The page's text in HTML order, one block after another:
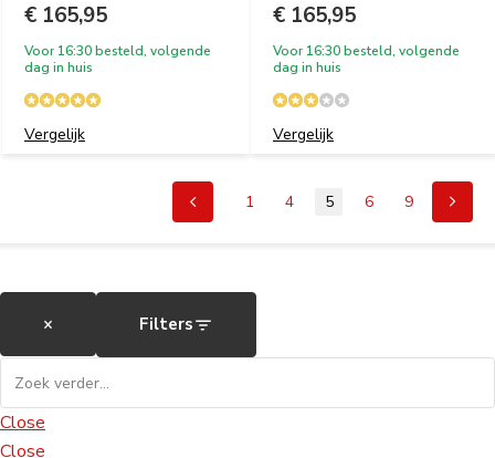
€ 165,95
Voor 16:30 besteld, volgende
dag in huis
Vergelijk
€ 165,95
Voor 16:30 besteld, volgende
dag in huis
Vergelijk
1 4 5 6 9
× Filters
Close
Close